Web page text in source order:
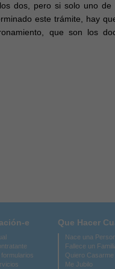
dos, pero si solo uno
este trámite, hay
que son los
e Que Hacer
Nace una
Fallece un
Quiero Casarme
Me Jubilo